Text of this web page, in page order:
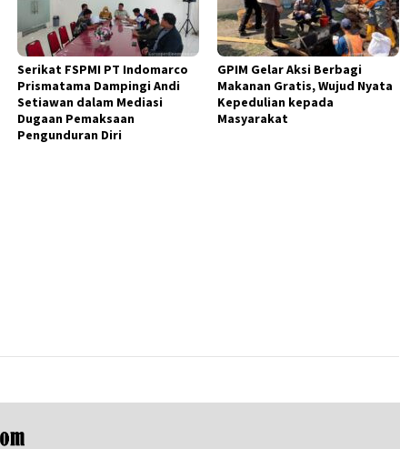
Serikat FSPMI PT Indomarco
Prismatama Dampingi Andi
Setiawan dalam Mediasi
Dugaan Pemaksaan
Pengunduran Diri
GPIM Gelar Aksi Berbagi
Makanan Gratis, Wujud Nyata
Kepedulian kepada
Masyarakat